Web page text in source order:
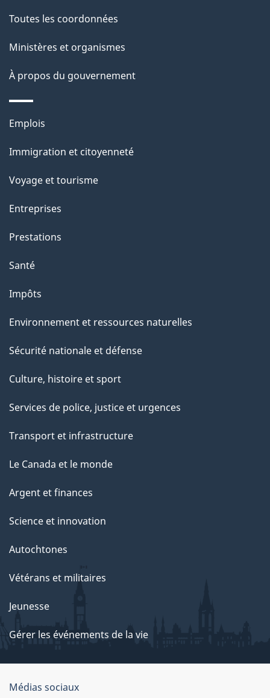
a
g
e
a
c
i
o
n
s
u
r
c
e
e
p
a
g
Toutes les coordonnées
Ministères et organismes
À propos du gouvernement
Thèmes
sujets
Emplois
Immigration et citoyenneté
Voyage et tourisme
Entreprises
Prestations
Santé
Impôts
Environnement et ressources naturelles
Sécurité nationale et défense
Culture, histoire et sport
Services de police, justice et urgences
Transport et infrastructure
Le Canada et le monde
Argent et finances
Science et innovation
Autochtones
Vétérans et militaires
Jeunesse
Gérer les événements de la vie
Organisation
Médias sociaux